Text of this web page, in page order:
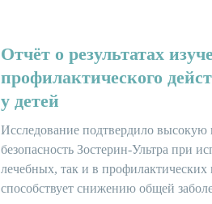
Отчёт о результатах
профилактического
у детей
Исследование подтвердило
безопасность Зостерин-Ультра при
лечебных, так и в
способствует снижению общей